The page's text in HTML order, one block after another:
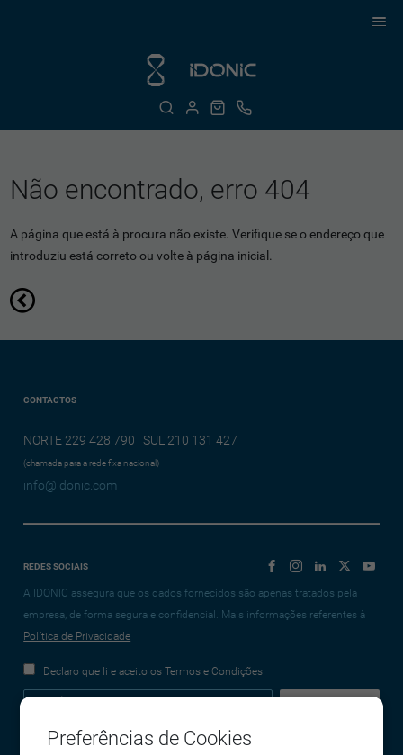
Não encontrado, erro 404
A página que está à procura não existe. Verifique se o endereço que
introduziu está correto ou volte à página inicial.
CONTACTOS
NORTE 229 428 790 | SUL 210 131 427
(chamada para a rede fixa nacional)
info@idonic.com
REDES SOCIAIS
A IDONIC assegura que os dados fornecidos são apenas tratados pela
empresa, de forma segura e confidencial. Mais informações referentes à
Política de Privacidade
Declaro que li e aceito os Termos e Condições
Preferências de Cookies